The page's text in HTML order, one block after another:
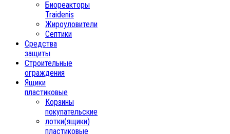
Биореакторы
Traidenis
Жироуловители
Септики
Средства
защиты
Строительные
ограждения
Ящики
пластиковые
Корзины
покупательские
лотки(ящики)
пластиковые